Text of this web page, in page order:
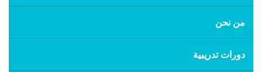
من نحن
دورات تدريبية